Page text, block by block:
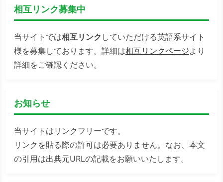
相互リンク募集中
当サイトでは相互リンク していただける英語系サイト
様を募集しております。詳細は相互リンクページより
詳細をご確認ください。
お知らせ
当サイトはリンクフリーです。
リンクを貼る際の許可は必要ありません。なお、本文
の引用は出典元URLの記載をお願いいたします。